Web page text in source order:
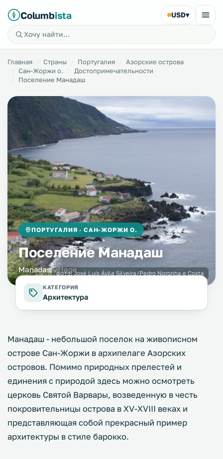
Columbista USD▾
Главная Страны Португалия
Азорские острова
Сан-Жоржи о.
Достопримечательности
Поселение Манадаш
ПОРТУГАЛИЯ · САН-ЖОРЖИ О.
Поселение Манадаш
Manadas village
фото:José Luís Ávila Silveira/Pedro Noronha e Costa
КАТЕГОРИЯ
Архитектура
Манадаш - небольшой поселок на живописном
острове Сан-Жоржи в архипелаге Азорских
островов. Помимо природных прелестей и
единения с природой здесь можно осмотреть
церковь Святой Варвары, возведенную в честь
покровительницы острова в XV-XVIII веках и
представляющая собой прекрасный пример
архитектуры в стиле барокко.